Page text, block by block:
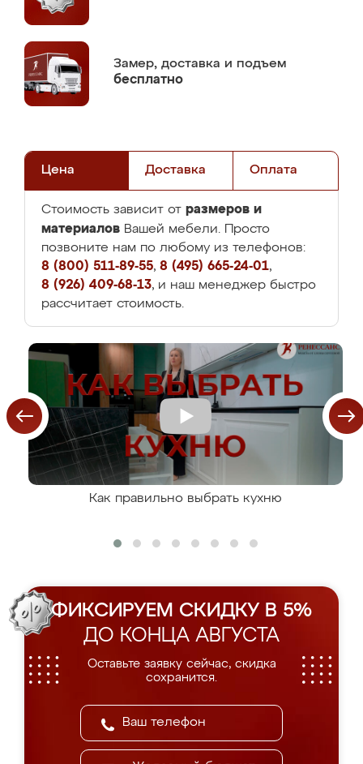
Замер, доставка и подъем
бесплатно
Цена Доставка Оплата
Стоимость зависит от размеров и
материалов Вашей мебели. Просто
позвоните нам по любому из телефонов:
8 (800) 511-89-55, 8 (495) 665-24-01,
8 (926) 409-68-13, и наш менеджер быстро
рассчитает стоимость.
Как правильно выбрать кухню
ФИКСИРУЕМ СКИДКУ В 5%
ДО КОНЦА АВГУСТА
Оставьте заявку сейчас, скидка
сохранится.